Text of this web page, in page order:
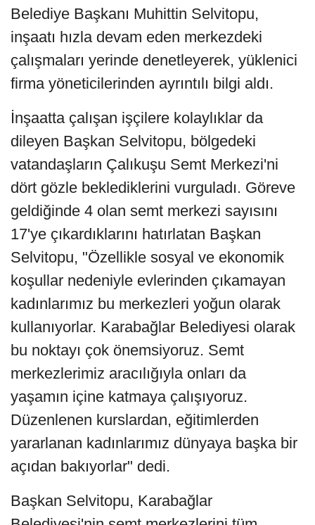
Belediye Başkanı Muhittin Selvitopu,
inşaatı hızla devam eden merkezdeki
çalışmaları yerinde denetleyerek, yüklenici
firma yöneticilerinden ayrıntılı bilgi aldı.
İnşaatta çalışan işçilere kolaylıklar da
dileyen Başkan Selvitopu, bölgedeki
vatandaşların Çalıkuşu Semt Merkezi'ni
dört gözle beklediklerini vurguladı. Göreve
geldiğinde 4 olan semt merkezi sayısını
17'ye çıkardıklarını hatırlatan Başkan
Selvitopu, "Özellikle sosyal ve ekonomik
koşullar nedeniyle evlerinden çıkamayan
kadınlarımız bu merkezleri yoğun olarak
kullanıyorlar. Karabağlar Belediyesi olarak
bu noktayı çok önemsiyoruz. Semt
merkezlerimiz aracılığıyla onları da
yaşamın içine katmaya çalışıyoruz.
Düzenlenen kurslardan, eğitimlerden
yararlanan kadınlarımız dünyaya başka bir
açıdan bakıyorlar" dedi.
Başkan Selvitopu, Karabağlar